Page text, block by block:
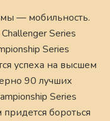
— мобильность.
Series
Series
успеха на высшем
90 лучших
Series
придется бороться